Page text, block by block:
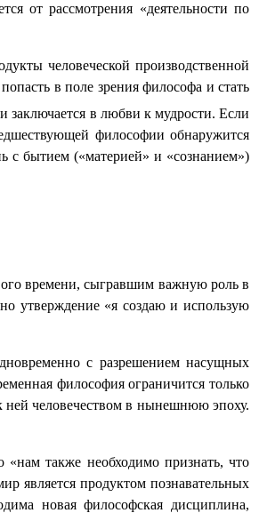
от рассмотрения «деятельности по
человеческой производственной
в поле зрения философа и стать
заключается в любви к мудрости. Если
философии обнаружится
с бытием («материей» и «сознанием»)
времени, сыгравшим важную роль в
утверждение «я создаю и использую
с разрешением насущных
философия ограничится только
ней человечеством в нынешнюю эпоху.
также необходимо признать, что
является продуктом познавательных
новая философская дисциплина,